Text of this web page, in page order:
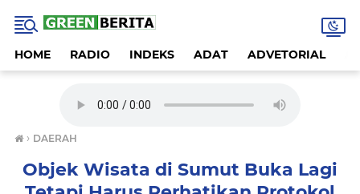
HOME RADIO INDEKS ADAT ADVETORIAL
› DAERAH
Objek Wisata di Sumut Buka Lagi